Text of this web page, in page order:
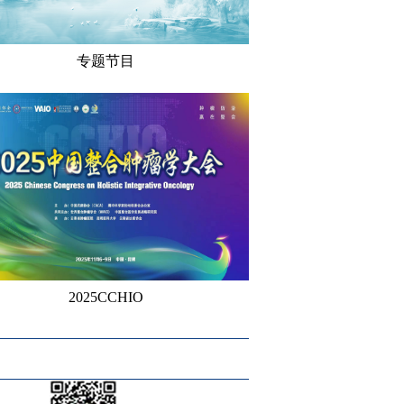
专题节目
2025CCHIO